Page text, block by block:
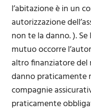
l’abitazione è in un
autorizzazione
non te la danno. ).
mutuo occorre
altro finanziatore
danno praticamente
compagnie
praticamente